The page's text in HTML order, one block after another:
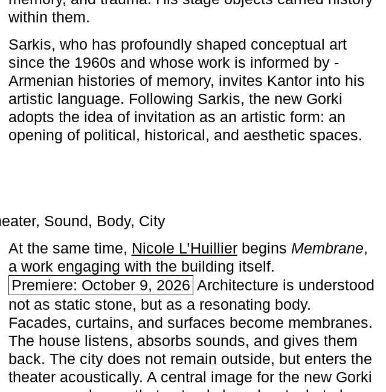
within them.
Sarkis, who has profoundly shaped conceptual art
since the 1960s and whose work is informed by ­
Armenian histories of memory, invites Kantor into his
artistic language. Following Sarkis, the new Gorki
adopts the idea of invitation as an artistic form: an
opening of political, historical, and aesthetic spaces.
Sound, Body, City
At the same time, Nicole L’Huillierbegins ­ Membrane,
a work engaging with the building itself.
Premiere: October 9, 2026 Architecture is understood
not as static stone, but as a resonating body.
Facades, curtains, and surfaces become membranes.
The house listens, absorbs sounds, and gives them
back. The city does not remain outside, but enters the
theater acoustically. A central image for the new Gorki